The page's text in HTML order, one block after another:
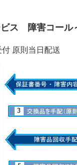
ス 障害コール
原則当日配送